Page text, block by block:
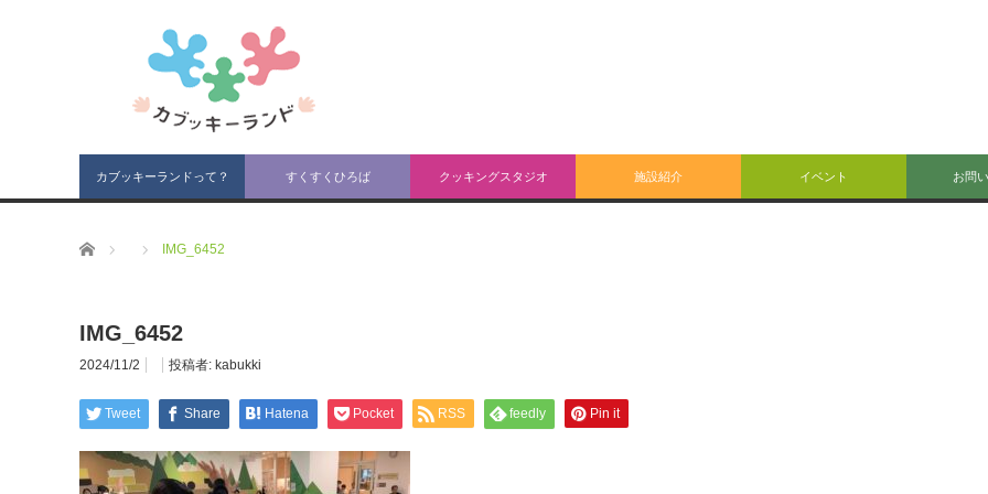
カブッキーランドって？ すくすくひろば クッキングスタジオ 施設紹介 イベント お問
ホーム IMG_6452
IMG_6452
2024/11/2 投稿者: kabukki
Tweet Share Hatena Pocket RSS feedly Pin it